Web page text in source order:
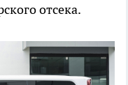
отсека.